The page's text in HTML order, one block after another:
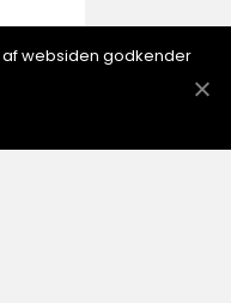
websiden godkender